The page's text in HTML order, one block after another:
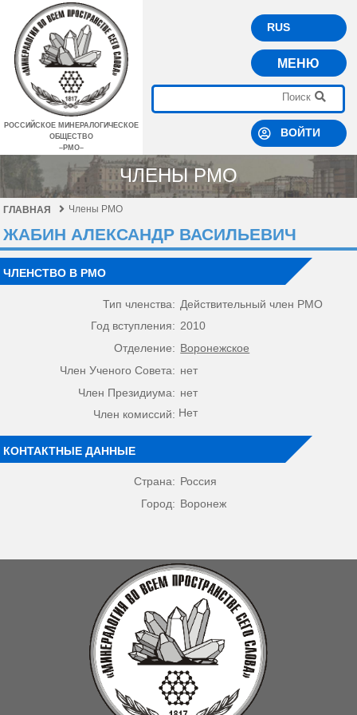
РОССИЙСКОЕ МИНЕРАЛОГИЧЕСКОЕ
ОБЩЕСТВО
–РМО–
RUS
МЕНЮ
ВОЙТИ
ЧЛЕНЫ РМО
ГЛАВНАЯ Члены РМО
ЖАБИН АЛЕКСАНДР ВАСИЛЬЕВИЧ
ЧЛЕНСТВО В РМО
Тип членства: Действительный член РМО
Год вступления: 2010
Отделение: Воронежское
Член Ученого Совета: нет
Член Президиума: нет
Член комиссий: Нет
КОНТАКТНЫЕ ДАННЫЕ
Страна: Россия
Город: Воронеж